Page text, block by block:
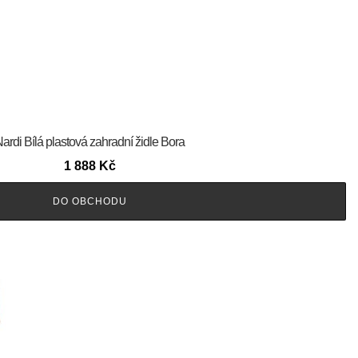
Bílá plastová zahradní židle Bora
1 888 Kč
DO OBCHODU